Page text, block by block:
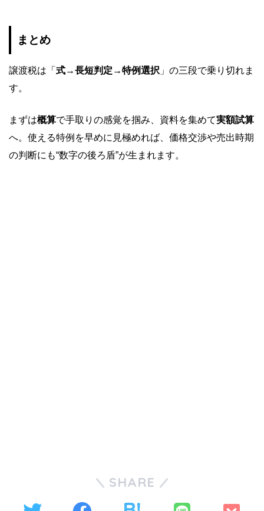
まとめ
譲渡税は「 式→長短判定→特例選択 」の三段で乗り切れま
す。
まずは概算で手取りの感覚を掴み、資料を集めて実額試算
へ。使える特例を早めに見極めれば、価格交渉や売出時期
の判断にも“数字の後ろ盾”が生まれます。
SHARE